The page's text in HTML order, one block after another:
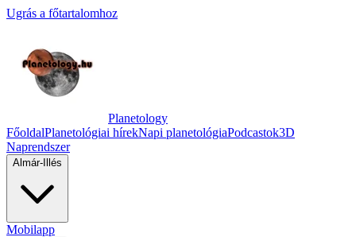
Ugrás a főtartalomhoz
Planetology
FőoldalPlanetológiai hírekNapi planetológiaPodcastok3D
Naprendszer
Almár-Illés
Mobilapp